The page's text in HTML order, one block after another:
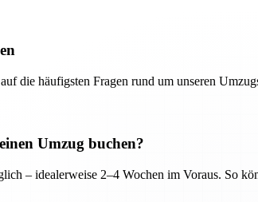
die häufigsten Fragen rund um unseren
Umzug buchen?
– idealerweise 2–4 Wochen im Voraus. So